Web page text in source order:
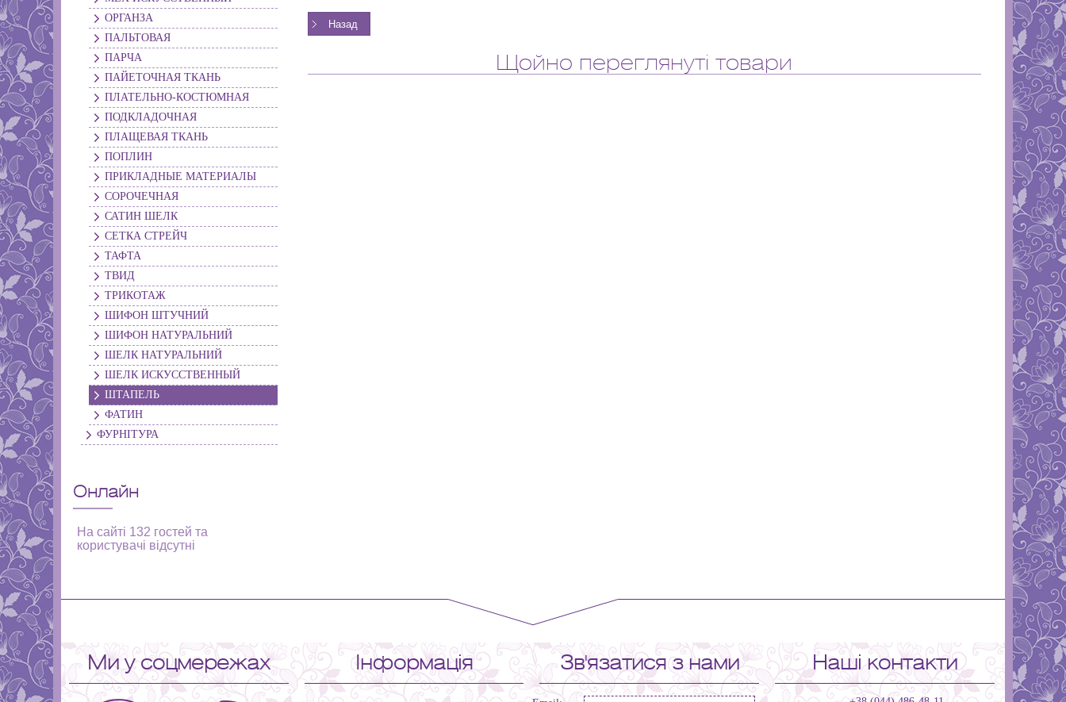
ОРГАНЗА
ПАЛЬТОВАЯ
ПАРЧА
ПАЙЕТОЧНАЯ ТКАНЬ
ПЛАТЕЛЬНО-КОСТЮМНАЯ
ПОДКЛАДОЧНАЯ
ПЛАЩЕВАЯ ТКАНЬ
ПОПЛИН
ПРИКЛАДНЫЕ МАТЕРИАЛЫ
СОРОЧЕЧНАЯ
САТИН ШЕЛК
СЕТКА СТРЕЙЧ
ТАФТА
ТВИД
ТРИКОТАЖ
ШИФОН ШТУЧНИЙ
ШИФОН НАТУРАЛЬНИЙ
ШЕЛК НАТУРАЛЬНИЙ
ШЕЛК ИСКУССТВЕННЫЙ
ШТАПЕЛЬ
ФАТИН
ФУРНІТУРА
Онлайн
На сайті 132 гостей та
користувачі відсутні
Щойно переглянуті товари
Ми у соцмережах Інформація Зв'язатися з нами Наші контакти